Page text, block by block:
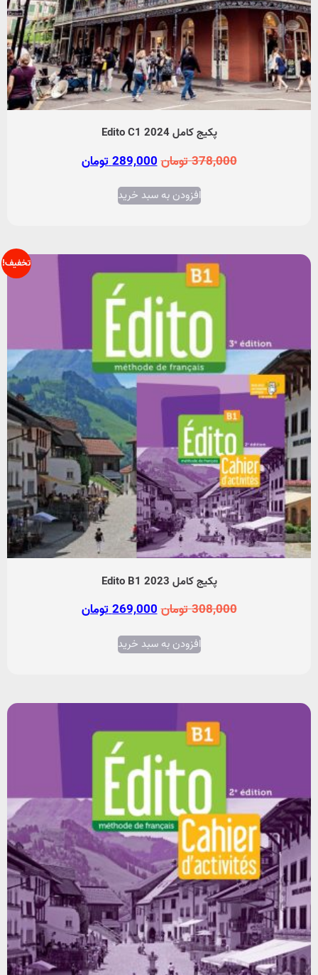
پکیج کامل Edito C1 2024
378,000تومان289,000تومان
افزودن به سبد خرید
تخفیف!
پکیج کامل Edito B1 2023
308,000تومان269,000تومان
افزودن به سبد خرید